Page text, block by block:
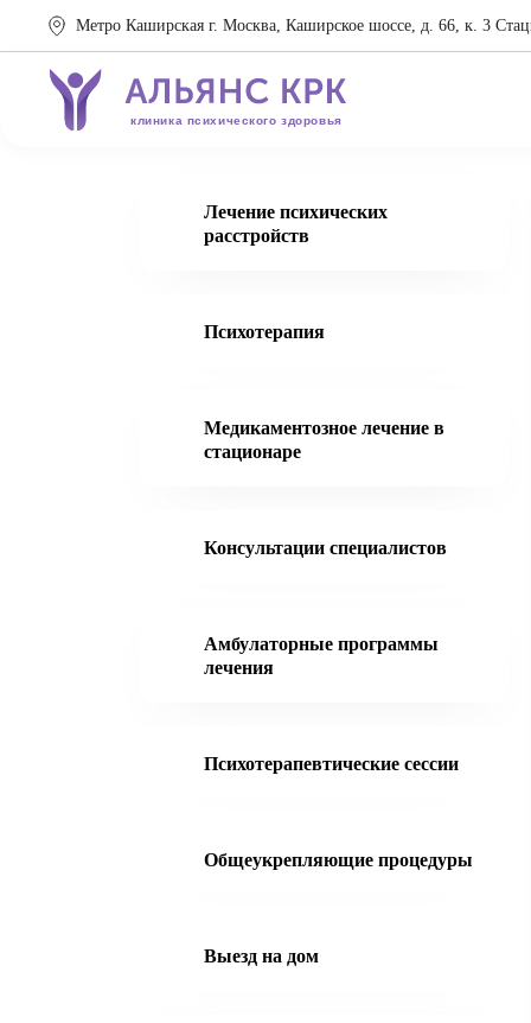
Метро Каширская г. Москва, Каширское шоссе, д. 66, к. 3
клиника психического здоровья
Лечение психических
расстройств
Психотерапия
Медикаментозное лечение в
стационаре
Консультации специалистов
Амбулаторные программы
лечения
Психотерапевтические сессии
Общеукрепляющие процедуры
Выезд на дом